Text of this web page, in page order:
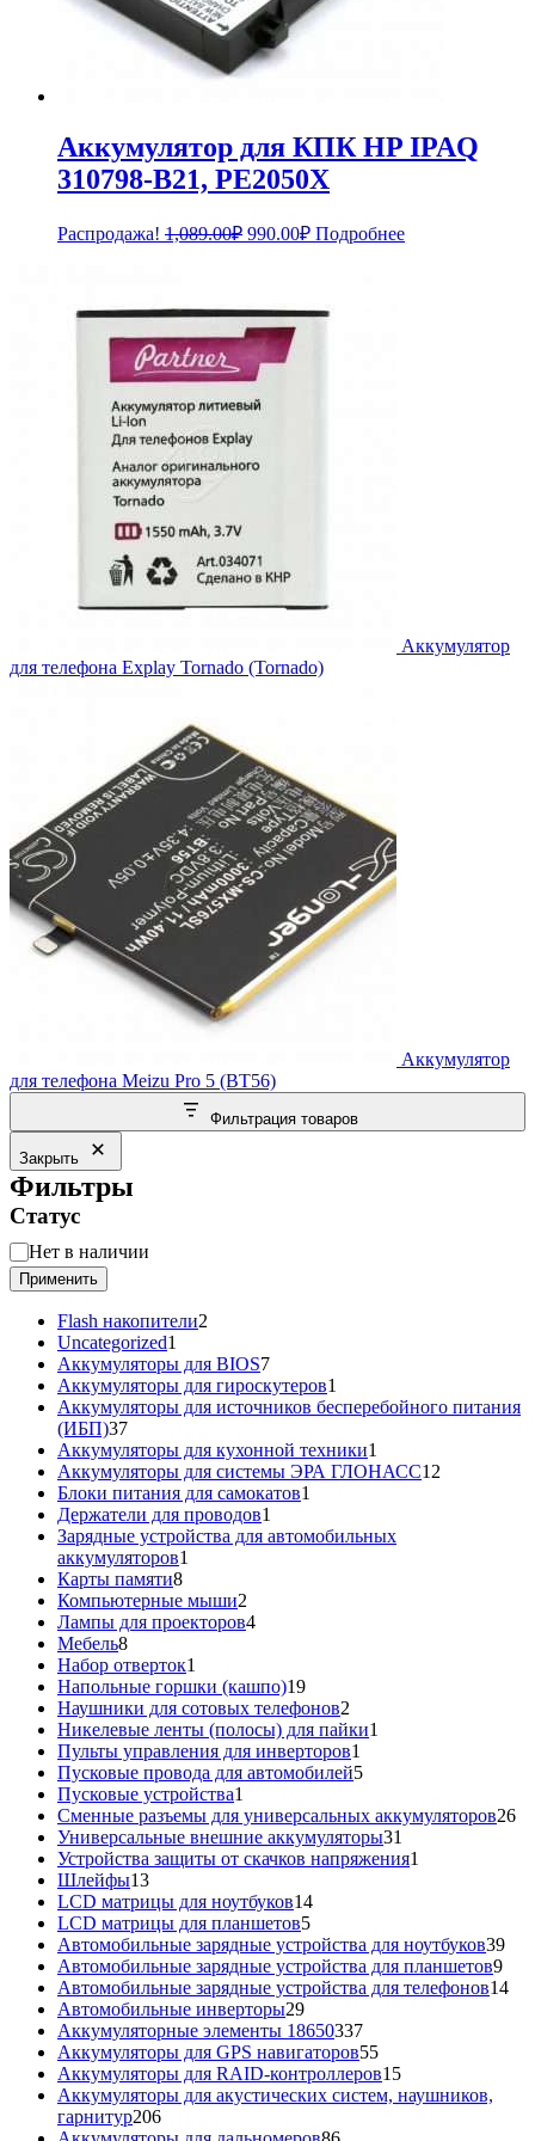
Аккумулятор для КПК HP IPAQ
310798-B21, PE2050X
Распродажа! 1,089.00₽ Первоначальная
990.00₽Текущая
цена:
Подробнее
Аккумулятор
для телефона Explay Tornado (Tornado)
Аккумулятор
для телефона Meizu Pro 5 (BT56)
Фильтрация товаров
Закрыть
Фильтры
Статус
Статус
Нет в наличии
Применить
Flash накопители2
Uncategorized1
товар
Аккумуляторы для BIOS77
товаров
Аккумуляторы для гироскутеров1
товар
Аккумуляторы для источников бесперебойного питания
(ИБП)3737
товаров
Аккумуляторы для кухонной техники1
товар
Аккумуляторы для системы ЭРА ГЛОНАСС12
Блоки питания для самокатов1
Держатели для проводов1
товар
Зарядные устройства для автомобильных
аккумуляторов1
Карты памяти88
товаров
Компьютерные мыши2
товара
Лампы для проекторов44
Мебель88
товаров
Набор отверток1
товар
Напольные горшки (кашпо)1919
товаров
Наушники для сотовых телефонов2
товара
Никелевые ленты (полосы) для пайки1
Пульты управления для инверторов1
товар
Пусковые провода для автомобилей55
Пусковые устройства1
товар
Сменные разъемы для универсальных аккумуляторов2626
Универсальные внешние аккумуляторы31
товар
Устройства защиты от скачков напряжения1
Шлейфы1313
товаров
LCD матрицы для ноутбуков1414
LCD матрицы для планшетов55
товаров
Автомобильные зарядные устройства для ноутбуков3939
Автомобильные зарядные устройства для планшетов99
Автомобильные зарядные устройства для телефонов1414
Автомобильные инверторы2929
товаров
Аккумуляторные элементы 18650337337
товаров
Аккумуляторы для GPS навигаторов5555
товаров
Аккумуляторы для RAID-контроллеров1515
товаров
Аккумуляторы для акустических систем, наушников,
гарнитур206206